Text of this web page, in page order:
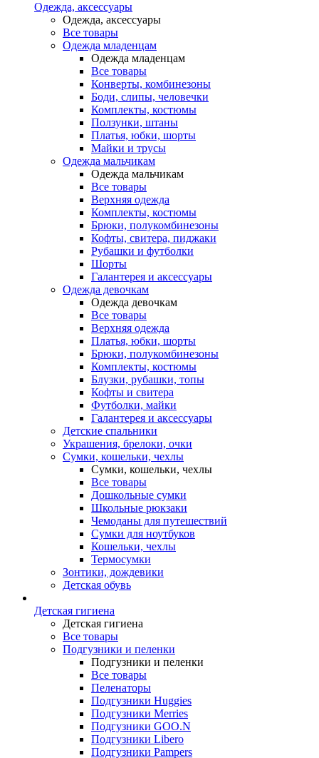
Одежда, аксессуары
Одежда, аксессуары
Все товары
Одежда младенцам
Одежда младенцам
Все товары
Конверты, комбинезоны
Боди, слипы, человечки
Комплекты, костюмы
Ползунки, штаны
Платья, юбки, шорты
Майки и трусы
Одежда мальчикам
Одежда мальчикам
Все товары
Верхняя одежда
Комплекты, костюмы
Брюки, полукомбинезоны
Кофты, свитера, пиджаки
Рубашки и футболки
Шорты
Галантерея и аксессуары
Одежда девочкам
Одежда девочкам
Все товары
Верхняя одежда
Платья, юбки, шорты
Брюки, полукомбинезоны
Комплекты, костюмы
Блузки, рубашки, топы
Кофты и свитера
Футболки, майки
Галантерея и аксессуары
Детские спальники
Украшения, брелоки, очки
Сумки, кошельки, чехлы
Сумки, кошельки, чехлы
Все товары
Дошкольные сумки
Школьные рюкзаки
Чемоданы для путешествий
Сумки для ноутбуков
Кошельки, чехлы
Термосумки
Зонтики, дождевики
Детская обувь
Детская гигиена
Детская гигиена
Все товары
Подгузники и пеленки
Подгузники и пеленки
Все товары
Пеленаторы
Подгузники Huggies
Подгузники Merries
Подгузники GOO.N
Подгузники Libero
Подгузники Pampers